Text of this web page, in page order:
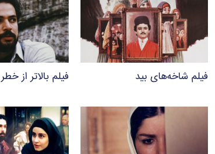
فیلم شاخه‌های بید فیلم بالاتر از خطر